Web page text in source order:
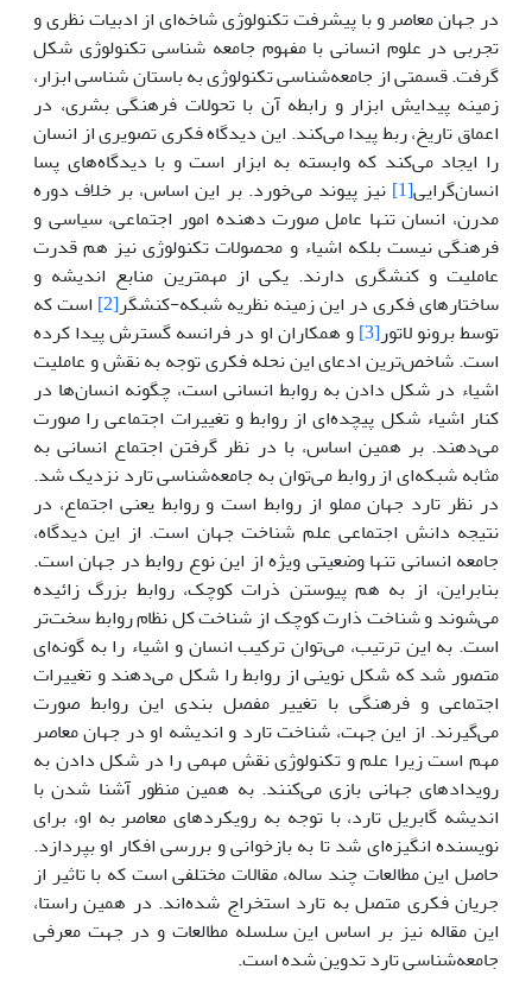
در جهان معاصر و با پیشرفت تکنولوژی شاخه‌ای از ادبیات نظری و
تجربی در علوم انسانی با مفهوم جامعه شناسی تکنولوژی شکل
گرفت. قسمتی از جامعه‌شناسی تکنولوژی به باستان شناسی ابزار،
زمینه پیدایش ابزار و رابطه آن با تحولات فرهنگی بشری، در
اعماق تاریخ، ربط پیدا می‌کند. این دیدگاه فکری تصویری از انسان
را ایجاد می‌کند که وابسته به ابزار است و با دیدگاه‌های پسا
انسان‌گرایی[1] نیز پیوند می‌خورد. بر این اساس، بر خلاف دوره
مدرن، انسان تنها عامل صورت دهنده امور اجتماعی، سیاسی و
فرهنگی نیست بلکه اشیاء و محصولات تکنولوژی نیز هم قدرت
عاملیت و کنشگری دارند. یکی از مهمترین منابع اندیشه و
ساختارهای فکری در این زمینه نظریه شبکه-کنشگر[2] است که
توسط برونو لاتور[3] و همکاران او در فرانسه گسترش پیدا کرده
است. شاخص‌ترین ادعای این نحله فکری توجه به نقش و عاملیت
اشیاء در شکل دادن به روابط انسانی است، چگونه انسان‌ها در
کنار اشیاء شکل پیچده‌ای از روابط و تغییرات اجتماعی را صورت
می‌دهند. بر همین اساس، با در نظر گرفتن اجتماع انسانی به
مثابه شبکه‌ای از روابط می‌توان به جامعه‌شناسی تارد نزدیک شد.
در نظر تارد جهان مملو از روابط است و روابط یعنی اجتماع، در
نتیجه دانش اجتماعی علم شناخت جهان است. از این دیدگاه،
جامعه انسانی تنها وضعیتی ویژه از این نوع روابط در جهان است.
بنابراین، از به هم پیوستن ذرات کوچک، روابط بزرگ زائیده
می‌شوند و شناخت ذارت کوچک از شناخت کل نظام روابط سخت‌تر
است. به این ترتیب، می‌توان ترکیب انسان و اشیاء را به گونه‌ای
متصور شد که شکل نوینی از روابط را شکل می‌دهند و تغییرات
اجتماعی و فرهنگی با تغییر مفصل بندی این روابط صورت
می‌گیرند. از این جهت، شناخت تارد و اندیشه او در جهان معاصر
مهم است زیرا علم و تکنولوژی نقش مهمی را در شکل دادن به
رویدادهای جهانی بازی می‌کنند. به همین منظور آشنا شدن با
اندیشه گابریل تارد، با توجه به رویکردهای معاصر به او، برای
نویسنده انگیزه‌ای شد تا به بازخوانی و بررسی افکار او بپردازد.
حاصل این مطالعات چند ساله، مقالات مختلفی است که با تاثیر از
جریان فکری متصل به تارد استخراج شده‌اند. در همین راستا،
این مقاله نیز بر اساس این سلسله مطالعات و در جهت معرفی
جامعه‌شناسی تارد تدوین شده است.